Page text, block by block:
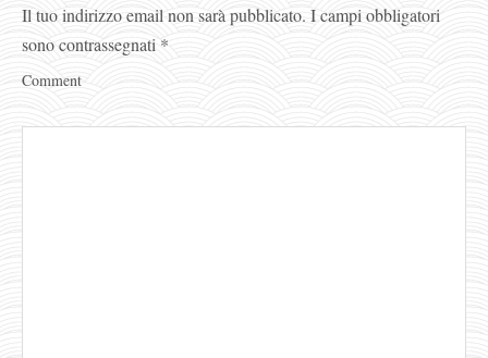
Il tuo indirizzo email non sarà pubblicato. I campi obbligatori
sono contrassegnati *
Comment